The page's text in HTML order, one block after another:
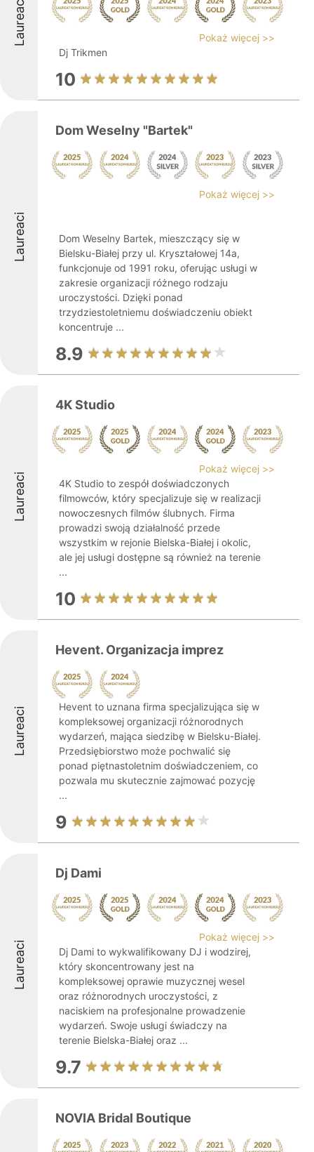
Laureaci
Pokaż więcej >>
Dj Trikmen
10
Laureaci
Dom Weselny "Bartek"
Pokaż więcej >>
Dom Weselny Bartek, mieszczący się w
Bielsku-Białej przy ul. Kryształowej 14a,
funkcjonuje od 1991 roku, oferując usługi w
zakresie organizacji różnego rodzaju
uroczystości. Dzięki ponad
trzydziestoletniemu doświadczeniu obiekt
koncentruje ...
8.9
Laureaci
4K Studio
Pokaż więcej >>
4K Studio to zespół doświadczonych
filmowców, który specjalizuje się w realizacji
nowoczesnych filmów ślubnych. Firma
prowadzi swoją działalność przede
wszystkim w rejonie Bielska-Białej i okolic,
ale jej usługi dostępne są również na terenie
...
10
Laureaci
Hevent. Organizacja imprez
Hevent to uznana firma specjalizująca się w
kompleksowej organizacji różnorodnych
wydarzeń, mająca siedzibę w Bielsku-Białej.
Przedsiębiorstwo może pochwalić się
ponad piętnastoletnim doświadczeniem, co
pozwala mu skutecznie zajmować pozycję
...
9
Laureaci
Dj Dami
Pokaż więcej >>
Dj Dami to wykwalifikowany DJ i wodzirej,
który skoncentrowany jest na
kompleksowej oprawie muzycznej wesel
oraz różnorodnych uroczystości, z
naciskiem na profesjonalne prowadzenie
wydarzeń. Swoje usługi świadczy na
terenie Bielska-Białej oraz ...
9.7
NOVIA Bridal Boutique